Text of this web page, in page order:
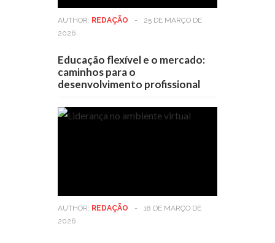
AUTHOR: REDAÇÃO -
25 DE MARÇO DE
2026
Educação flexível e o mercado:
caminhos para o
desenvolvimento profissional
AUTHOR: REDAÇÃO -
18 DE MARÇO DE
2026